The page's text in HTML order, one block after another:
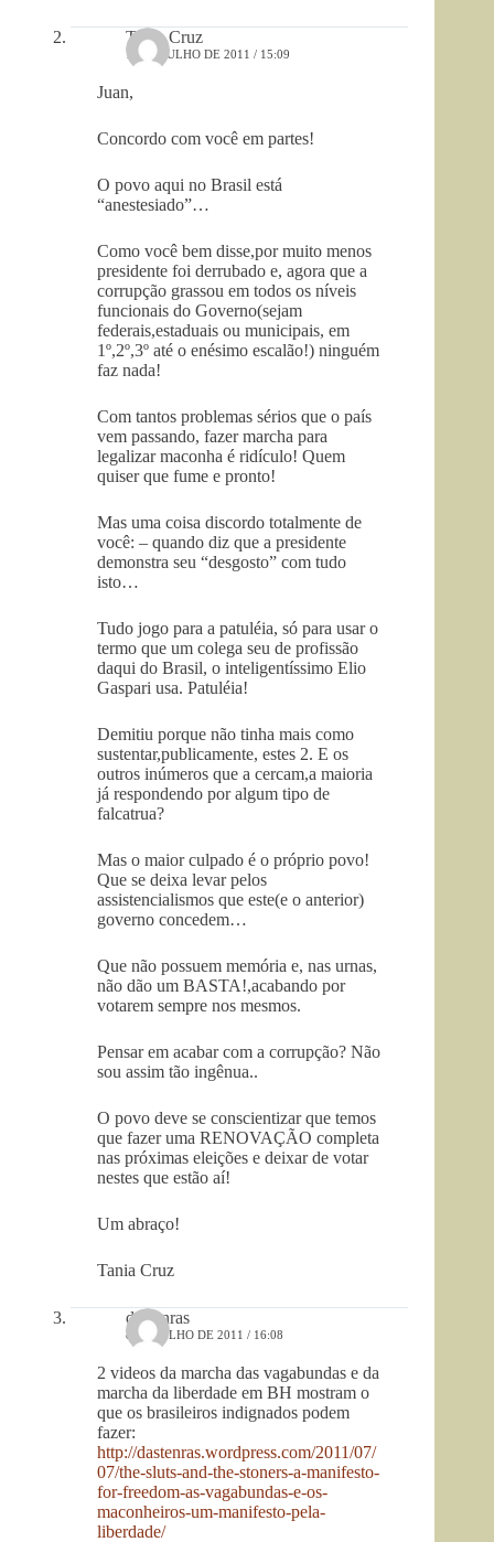
Tania Cruz
11 DE JULHO DE 2011 / 15:09
Juan,
Concordo com você em partes!
O povo aqui no Brasil está
“anestesiado”…
Como você bem disse,por muito menos
presidente foi derrubado e, agora que a
corrupção grassou em todos os níveis
funcionais do Governo(sejam
federais,estaduais ou municipais, em
1º,2º,3º até o enésimo escalão!) ninguém
faz nada!
Com tantos problemas sérios que o país
vem passando, fazer marcha para
legalizar maconha é ridículo! Quem
quiser que fume e pronto!
Mas uma coisa discordo totalmente de
você: – quando diz que a presidente
demonstra seu “desgosto” com tudo
isto…
Tudo jogo para a patuléia, só para usar o
termo que um colega seu de profissão
daqui do Brasil, o inteligentíssimo Elio
Gaspari usa. Patuléia!
Demitiu porque não tinha mais como
sustentar,publicamente, estes 2. E os
outros inúmeros que a cercam,a maioria
já respondendo por algum tipo de
falcatrua?
Mas o maior culpado é o próprio povo!
Que se deixa levar pelos
assistencialismos que este(e o anterior)
governo concedem…
Que não possuem memória e, nas urnas,
não dão um BASTA!,acabando por
votarem sempre nos mesmos.
Pensar em acabar com a corrupção? Não
sou assim tão ingênua..
O povo deve se conscientizar que temos
que fazer uma RENOVAÇÃO completa
nas próximas eleições e deixar de votar
nestes que estão aí!
Um abraço!
Tania Cruz
dastenras
8 DE JULHO DE 2011 / 16:08
2 videos da marcha das vagabundas e da
marcha da liberdade em BH mostram o
que os brasileiros indignados podem
fazer:
http://dastenras.wordpress.com/2011/07/
07/the-sluts-and-the-stoners-a-manifesto-
for-freedom-as-vagabundas-e-os-
maconheiros-um-manifesto-pela-
liberdade/